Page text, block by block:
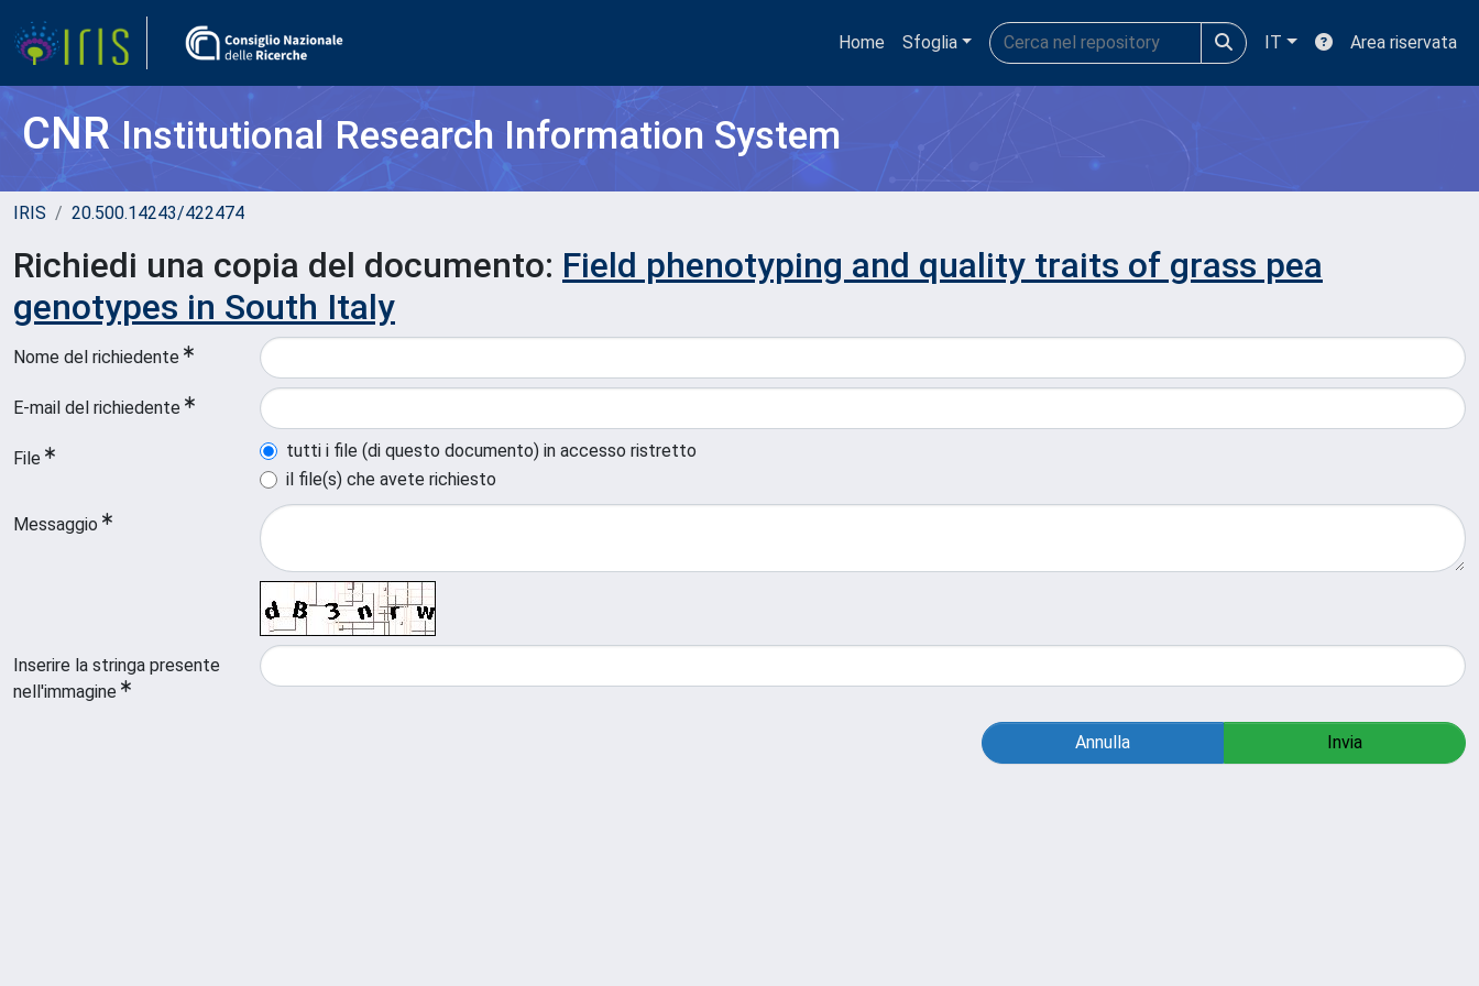
Home Sfoglia IT Area riservata
CNRInstitutional Research Information System
IRIS 20.500.14243/422474
Richiedi una copia del documento: Field phenotyping and quality traits of grass pea
genotypes in South Italy
Nome del richiedente
E-mail del richiedente
File
tutti i file (di questo documento) in accesso ristretto
il file(s) che avete richiesto
Messaggio
Inserire la stringa presente
nell'immagine
Annulla Invia